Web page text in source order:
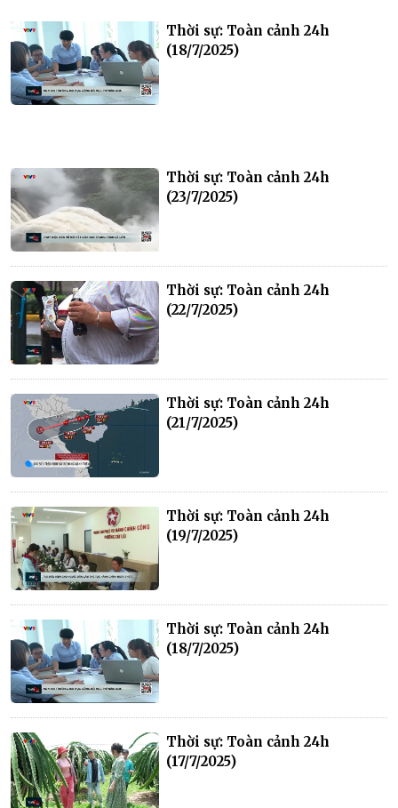
Thời sự: Toàn cảnh 24h
(18/7/2025)
Thời sự: Toàn cảnh 24h
(23/7/2025)
Thời sự: Toàn cảnh 24h
(22/7/2025)
Thời sự: Toàn cảnh 24h
(21/7/2025)
Thời sự: Toàn cảnh 24h
(19/7/2025)
Thời sự: Toàn cảnh 24h
(18/7/2025)
Thời sự: Toàn cảnh 24h
(17/7/2025)